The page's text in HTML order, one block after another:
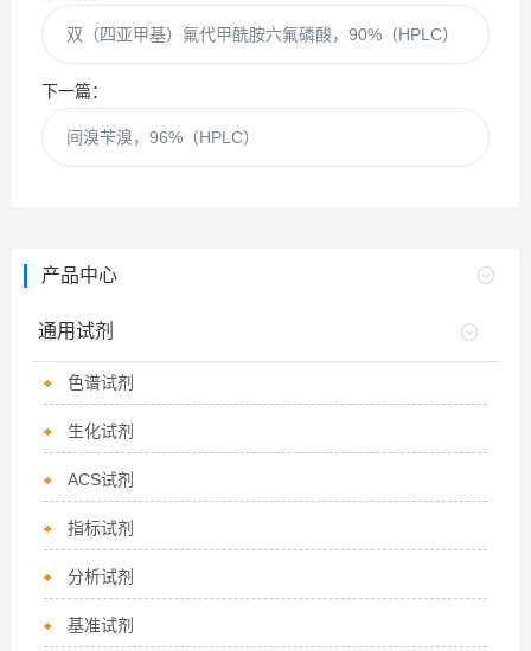
双（四亚甲基）氟代甲酰胺六氟磷酸，90%（HPLC）
下一篇：
间溴苄溴，96%（HPLC）
产品中心
通用试剂
色谱试剂
生化试剂
ACS试剂
指标试剂
分析试剂
基准试剂